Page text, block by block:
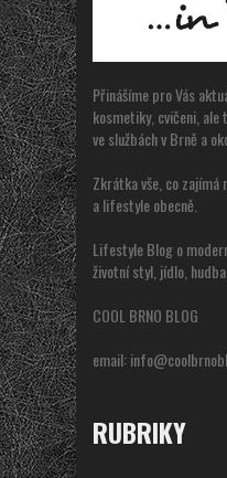
Přinášíme pro Vás
kosmetiky, cvičeni,
ve službách v Brně a
Zkrátka vše, co zajímá
a lifestyle obecně.
Lifestyle Blog o
životní styl, jídlo,
COOL BRNO BLOG
email:
RUBRIKY